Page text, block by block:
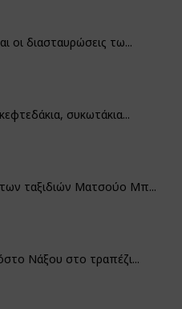
οι διασταυρώσεις τω...
συκωτάκια...
ταξιδιών Ματσούο Μπ...
Νάξου στο τραπέζι...